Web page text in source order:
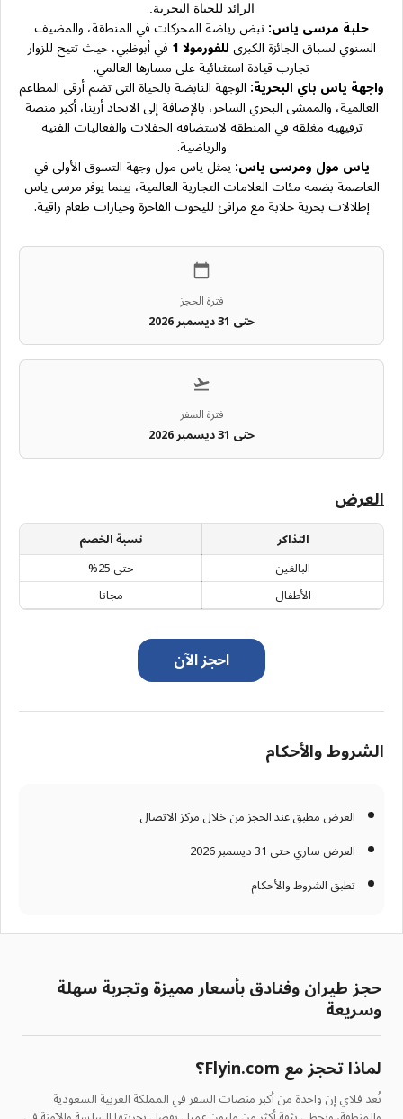
الرائد للحياة البحرية.
حلبة مرسى ياس: نبض رياضة المحركات في المنطقة، والمضيف
السنوي لسباق الجائزة الكبرىللفورمولا 1 في أبوظبي، حيث تتيح للزوار
تجارب قيادة استثنائية على مسارها العالمي.
واجهة ياس باي البحرية: الوجهة النابضة بالحياة التي تضم أرقى المطاعم
العالمية، والممشى البحري الساحر، بالإضافة إلى الاتحاد أرينا، أكبر منصة
ترفيهية مغلقة في المنطقة لاستضافة الحفلات والفعاليات الفنية
والرياضية.
ياس مول ومرسى ياس:يمثل ياس مول وجهة التسوق الأولى في
العاصمة بضمه مئات العلامات التجارية العالمية، بينما يوفر مرسى ياس
إطلالات بحرية خلابة مع مرافئ لليخوت الفاخرة وخيارات طعام راقية.
فترة الحجز
حتى 31 ديسمبر 2026
فترة السفر
حتى 31 ديسمبر 2026
العرض
التذاكر
نسبة الخصم
البالغين
حتى 25%
الأطفال
مجانا
احجز الآن
الشروط والأحكام
العرض مطبق عند الحجز من خلال مركز الاتصال
العرض ساري حتى 31 ديسمبر 2026
تطبق الشروط والأحكام
حجز طيران وفنادق بأسعار مميزة وتجربة سهلة
وسريعة
لماذا تحجز مع Flyin.com؟
تُعد فلاي إن واحدة من أكبر منصات السفر في المملكة العربية السعودية